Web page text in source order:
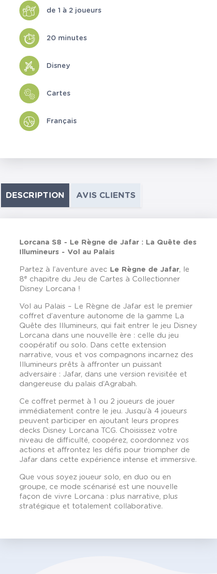
de 1 à 2 joueurs
20 minutes
Disney
Cartes
Français
DESCRIPTION AVIS CLIENTS
Lorcana S8 - Le Règne de Jafar : La Quête des
Illumineurs - Vol au Palais
Partez à l’aventure avec Le Règne de Jafar, le
8ᵉ chapitre du Jeu de Cartes à Collectionner
Disney Lorcana !
Vol au Palais – Le Règne de Jafar est le premier
coffret d’aventure autonome de la gamme La
Quête des Illumineurs, qui fait entrer le jeu Disney
Lorcana dans une nouvelle ère : celle du jeu
coopératif ou solo. Dans cette extension
narrative, vous et vos compagnons incarnez des
Illumineurs prêts à affronter un puissant
adversaire : Jafar, dans une version revisitée et
dangereuse du palais d’Agrabah.
Ce coffret permet à 1 ou 2 joueurs de jouer
immédiatement contre le jeu. Jusqu’à 4 joueurs
peuvent participer en ajoutant leurs propres
decks Disney Lorcana TCG. Choisissez votre
niveau de difficulté, coopérez, coordonnez vos
actions et affrontez les défis pour triompher de
Jafar dans cette expérience intense et immersive.
Que vous soyez joueur solo, en duo ou en
groupe, ce mode scénarisé est une nouvelle
façon de vivre Lorcana : plus narrative, plus
stratégique et totalement collaborative.